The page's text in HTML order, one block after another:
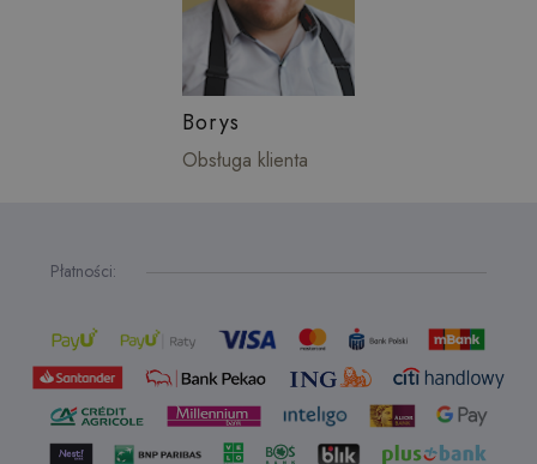
Borys
Obsługa klienta
Płatności: